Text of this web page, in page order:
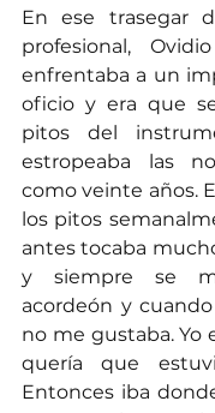
En ese trasegar
profesional,
enfrentaba a un
oficio y era que
pitos del
estropeaba las
como veinte años.
los pitos
antes tocaba
y siempre se
acordeón y
no me gustaba. Yo
quería que
Entonces iba